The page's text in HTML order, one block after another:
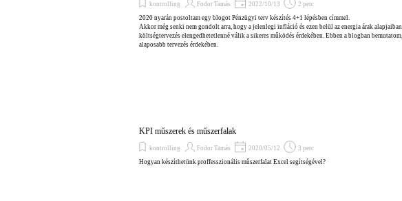
kontrolling Fodor Tamás 2022/10/13
2 perc
2020 nyarán postoltam egy blogot Pénzügyi terv készítés 4+1 lépésben címmel.
Akkor még senki nem gondolt arra, hogy a jelenlegi infláció és ezen belül az energia árak
költségtervezés elengedhetetlenné válik a sikeres működés érdekében. Ebben a blogban
alaposabb tervezés érdekében.
KPI műszerek és műszerfalak
kontrolling Fodor Tamás 2020/05/12
3 perc
Hogyan készíthetünk proffesszionális műszerfalat Excel segítségével?